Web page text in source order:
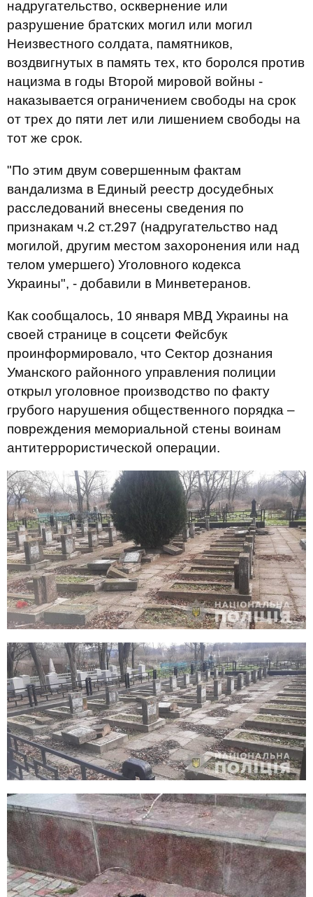
надругательство, осквернение или
разрушение братских могил или могил
Неизвестного солдата, памятников,
воздвигнутых в память тех, кто боролся против
нацизма в годы Второй мировой войны -
наказывается ограничением свободы на срок
от трех до пяти лет или лишением свободы на
тот же срок.
"По этим двум совершенным фактам
вандализма в Единый реестр досудебных
расследований внесены сведения по
признакам ч.2 ст.297 (надругательство над
могилой, другим местом захоронения или над
телом умершего) Уголовного кодекса
Украины", - добавили в Минветеранов.
Как сообщалось, 10 января МВД Украины на
своей странице в соцсети Фейсбук
проинформировало, что Сектор дознания
Уманского районного управления полиции
открыл уголовное производство по факту
грубого нарушения общественного порядка –
повреждения мемориальной стены воинам
антитеррористической операции.